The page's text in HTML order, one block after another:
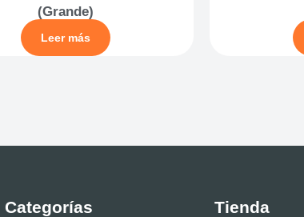
(Grande)
Leer más
Categorías Tienda